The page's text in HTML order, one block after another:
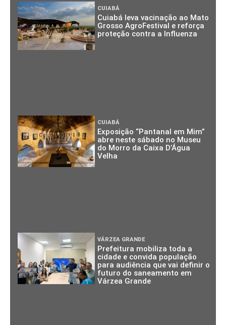
CUIABÁ
Cuiabá leva vacinação ao Mato
Grosso AgroFestival e reforça
proteção contra a Influenza
CUIABÁ
Exposição “Pantanal em Mim”
abre neste sábado no Museu
do Morro da Caixa D’Água
Velha
VÁRZEA GRANDE
Prefeitura mobiliza toda a
cidade e convida população
para audiência que vai definir o
futuro do saneamento em
Várzea Grande